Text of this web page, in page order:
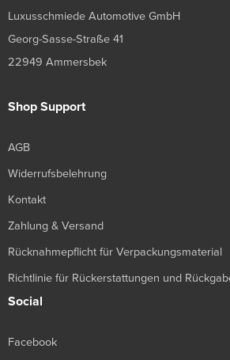
Luxusschmiede Automotive GmbH
Georg-Sasse-Straße 41
22949 Ammersbek
Shop Support
AGB
Widerrufsbelehrung
Kontakt
Zahlung & Versand
Rücknahmepflicht für Verpackungsmaterial
Richtlinie für Rückerstattungen und
Social
Facebook